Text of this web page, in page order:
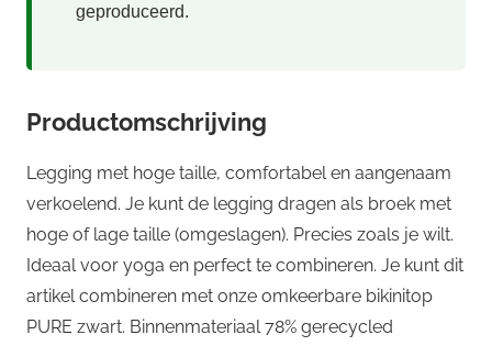
geproduceerd.
Productomschrijving
Legging met hoge taille, comfortabel en aangenaam
verkoelend. Je kunt de legging dragen als broek met
hoge of lage taille (omgeslagen). Precies zoals je wilt.
Ideaal voor yoga en perfect te combineren. Je kunt dit
artikel combineren met onze omkeerbare bikinitop
PURE zwart. Binnenmateriaal 78% gerecycled